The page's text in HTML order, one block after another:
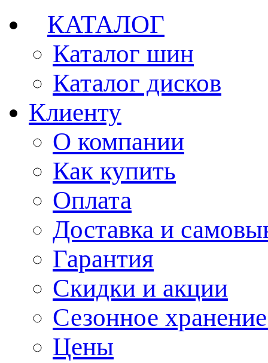
КАТАЛОГ
Каталог шин
Каталог дисков
Клиенту
О компании
Как купить
Оплата
Доставка и
Гарантия
Скидки и акции
Сезонное
Цены